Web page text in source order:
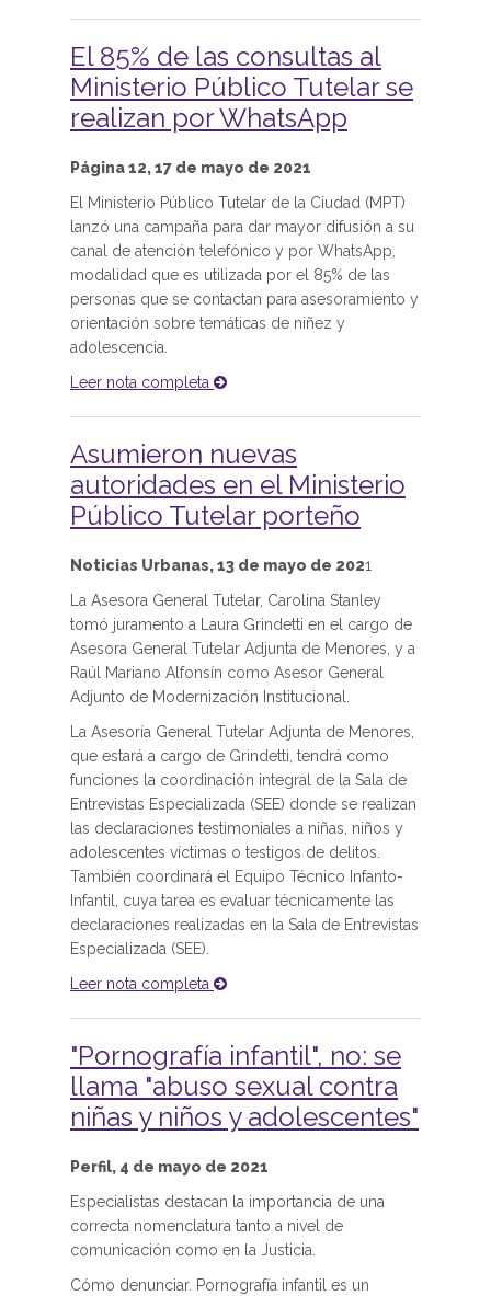
El 85% de las consultas al
Ministerio Público Tutelar se
realizan por WhatsApp
Página 12, 17 de mayo de 2021
El Ministerio Público Tutelar de la Ciudad (MPT)
lanzó una campaña para dar mayor difusión a su
canal de atención telefónico y por WhatsApp,
modalidad que es utilizada por el 85% de las
personas que se contactan para asesoramiento y
orientación sobre temáticas de niñez y
adolescencia.
Leer nota completa
Asumieron nuevas
autoridades en el Ministerio
Público Tutelar porteño
Noticias Urbanas, 13 de mayo de 2021
La Asesora General Tutelar, Carolina Stanley
tomó juramento a Laura Grindetti en el cargo de
Asesora General Tutelar Adjunta de Menores, y a
Raúl Mariano Alfonsín como Asesor General
Adjunto de Modernización Institucional.
La Asesoría General Tutelar Adjunta de Menores,
que estará a cargo de Grindetti, tendrá como
funciones la coordinación integral de la Sala de
Entrevistas Especializada (SEE) donde se realizan
las declaraciones testimoniales a niñas, niños y
adolescentes víctimas o testigos de delitos.
También coordinará el Equipo Técnico Infanto-
Infantil, cuya tarea es evaluar técnicamente las
declaraciones realizadas en la Sala de Entrevistas
Especializada (SEE).
Leer nota completa
"Pornografía infantil", no: se
llama "abuso sexual contra
niñas y niños y adolescentes"
Perfil, 4 de mayo de 2021
Especialistas destacan la importancia de una
correcta nomenclatura tanto a nivel de
comunicación como en la Justicia.
Cómo denunciar. Pornografía infantil es un